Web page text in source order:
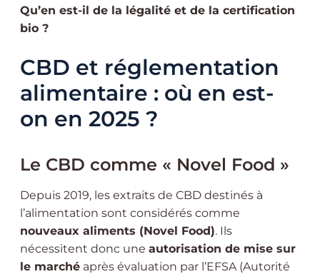
Qu’en est-il de la légalité et de la certification
bio ?
CBD et réglementation
alimentaire : où en est-
on en 2025 ?
Le CBD comme « Novel Food »
Depuis 2019, les extraits de CBD destinés à
l’alimentation sont considérés comme
nouveaux aliments (Novel Food). Ils
nécessitent donc une autorisation de mise sur
le marché après évaluation par l’EFSA (Autorité